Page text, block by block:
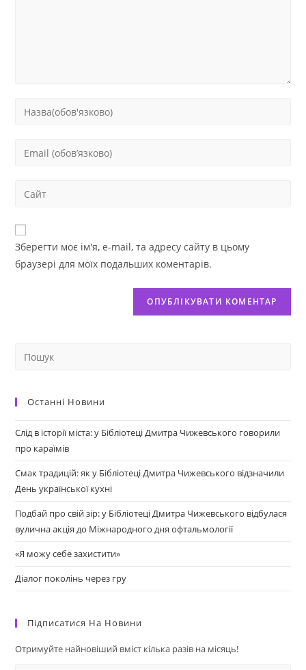
Зберегти моє ім'я, e-mail, та адресу сайту в цьому
браузері для моїх подальших коментарів.
Останні Новини
Слід в історії міста: у Бібліотеці Дмитра Чижевського говорили
про караїмів
Смак традицій: як у Бібліотеці Дмитра Чижевського відзначили
День української кухні
Подбай про свій зір: у Бібліотеці Дмитра Чижевського відбулася
вулична акція до Міжнародного дня офтальмології
«Я можу себе захистити»
Діалог поколінь через гру
Підписатися На Новини
Отримуйте найновіший вміст кілька разів на місяць!